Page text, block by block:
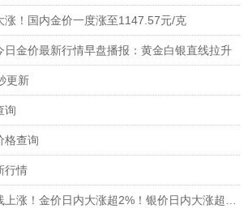
涨！国内金价一度涨至1147.57元/克
日金价最新行情早盘播报：黄金白银直线拉升
更新
询
格查询
行情